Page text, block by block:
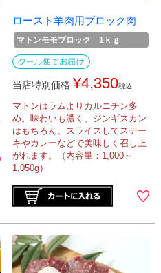
ロースト羊肉用ブロック肉
マトンモモブロック 1ｋｇ
当店特別価格 ¥4,350税込
マトンはラムよりカルニチン多
め。味わいも濃く、ジンギスカン
はもちろん、スライスしてステー
キやカレーなどで美味しく召し上
がれます。（内容量：1,000～
1,050g）